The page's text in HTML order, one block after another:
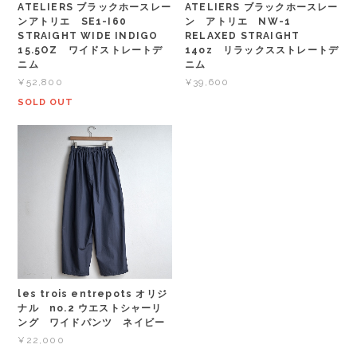
ATELIERS ブラックホースレー
ンアトリエ SE1-I60
STRAIGHT WIDE INDIGO
15.5OZ ワイドストレートデ
ニム
¥52,800
SOLD OUT
ATELIERS ブラックホースレー
ン アトリエ NW-1
RELAXED STRAIGHT
14oz リラックスストレートデ
ニム
¥39,600
les trois entrepots オリジ
ナル no.2 ウエストシャーリ
ング ワイドパンツ ネイビー
¥22,000